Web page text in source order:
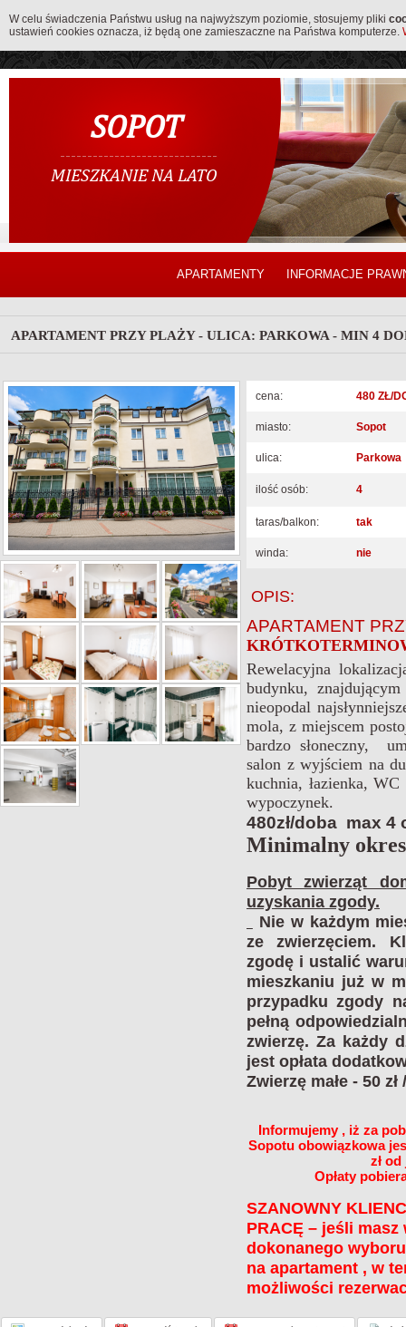
W celu świadczenia Państwu usług na najwyższym poziomie, stosujemy pliki
ustawień cookies oznacza, iż będą one zamieszaczne na Państwa komputerze.
SOPOT
MIESZKANIE NA LATO
APARTAMENTY INFORMACJE
APARTAMENT PRZY PLAŻY - ULICA: PARKOWA - MIN 4
cena: 480 ZŁ/
miasto: Sopot
ulica: Parkowa
ilość osób: 4
taras/balkon: tak
winda: nie
OPIS:
APARTAMENT
Rewelacyjna
budynku,
nieopodal
mola, z miejscem
bardzo słoneczny,
salon z wyjściem na
kuchnia, łazienka,
wypoczynek.
480zł/doba max 4
Minimalny
Pobyt zwierząt
uzyskania zgody.
Nie w każdym
ze zwierzęciem.
zgodę i ustalić
mieszkaniu już w
przypadku zgody
pełną
zwierzę. Za każdy
jest opłata
Zwierzę małe - 50
Informujemy , iż za
Sopotu obowiązkowa
zł
Opłaty
SZANOWNY
PRACĘ – jeśli
dokonanego
na apartament , w
możliwości